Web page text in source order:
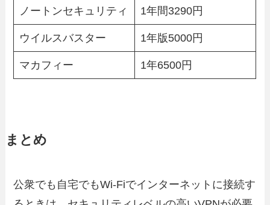
ノートンセキュリティ 1年間3290円
ウイルスバスター 1年版5000円
マカフィー 1年6500円
まとめ
公衆でも自宅でもWi-Fiでインターネットに接続す